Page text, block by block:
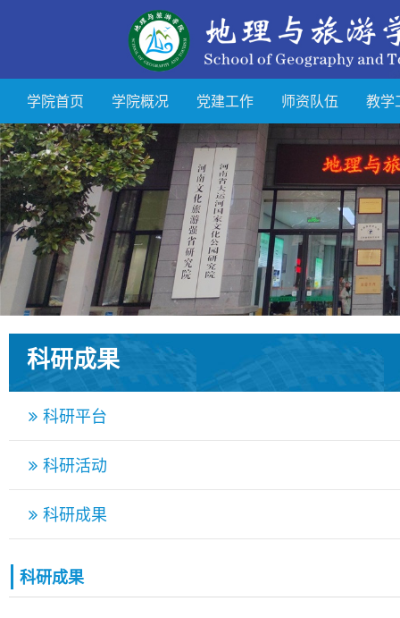
学院首页 学院概况 党建工作 师资队伍 教学
科研成果
科研平台
科研活动
科研成果
科研成果